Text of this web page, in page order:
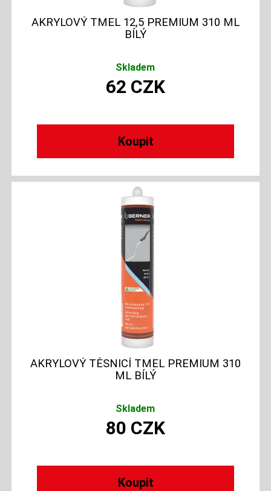
AKRYLOVÝ TMEL 12,5 PREMIUM 310 ML
BÍLÝ
Skladem
62 CZK
AKRYLOVÝ TĚSNICÍ TMEL PREMIUM 310
ML BÍLÝ
Skladem
80 CZK